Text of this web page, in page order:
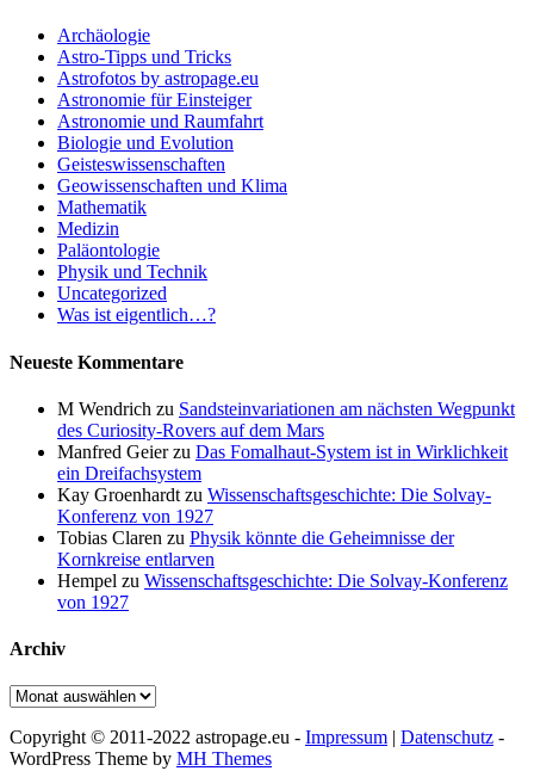
Archäologie
Astro-Tipps und Tricks
Astrofotos by astropage.eu
Astronomie für Einsteiger
Astronomie und Raumfahrt
Biologie und Evolution
Geisteswissenschaften
Geowissenschaften und Klima
Mathematik
Medizin
Paläontologie
Physik und Technik
Uncategorized
Was ist eigentlich…?
Neueste Kommentare
M Wendrich zu Sandsteinvariationen am nächsten Wegpunkt
des Curiosity-Rovers auf dem Mars
Manfred Geierzu Das Fomalhaut-System ist in Wirklichkeit
ein Dreifachsystem
Kay Groenhardt zu Wissenschaftsgeschichte: Die Solvay-
Konferenz von 1927
Tobias Claren zu Physik könnte die Geheimnisse der
Kornkreise entlarven
Hempel zu Wissenschaftsgeschichte: Die Solvay-Konferenz
von 1927
Archiv
Archiv
Copyright © 2011-2022 astropage.eu - Impressum | Datenschutz -
WordPress Theme by MH Themes